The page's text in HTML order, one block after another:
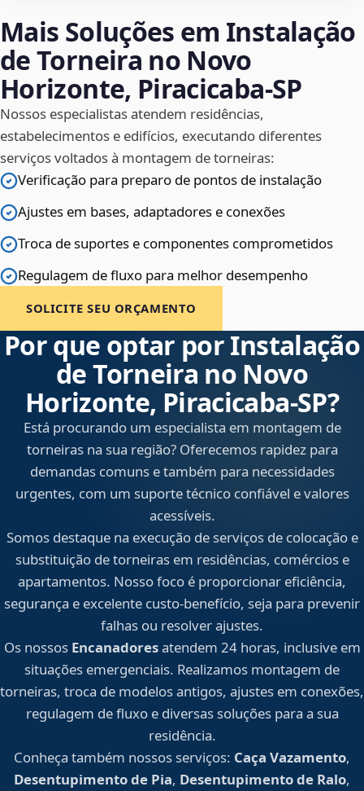
Mais Soluções em Instalação
de Torneira no Novo
Horizonte, Piracicaba‑SP
Nossos especialistas atendem residências,
estabelecimentos e edifícios, executando diferentes
serviços voltados à montagem de torneiras:
Verificação para preparo de pontos de instalação
Ajustes em bases, adaptadores e conexões
Troca de suportes e componentes comprometidos
Regulagem de fluxo para melhor desempenho
SOLICITE SEU ORÇAMENTO
Por que optar por Instalação
de Torneira no Novo
Horizonte, Piracicaba‑SP?
Está procurando um especialista em montagem de
torneiras na sua região? Oferecemos rapidez para
demandas comuns e também para necessidades
urgentes, com um suporte técnico confiável e valores
acessíveis.
Somos destaque na execução de serviços de colocação e
substituição de torneiras em residências, comércios e
apartamentos. Nosso foco é proporcionar eficiência,
segurança e excelente custo-benefício, seja para prevenir
falhas ou resolver ajustes.
Os nossos Encanadoresatendem 24 horas, inclusive em
situações emergenciais. Realizamos montagem de
torneiras, troca de modelos antigos, ajustes em conexões,
regulagem de fluxo e diversas soluções para a sua
residência.
Conheça também nossos serviços: Caça Vazamento,
Desentupimento de Pia, Desentupimento de Ralo,